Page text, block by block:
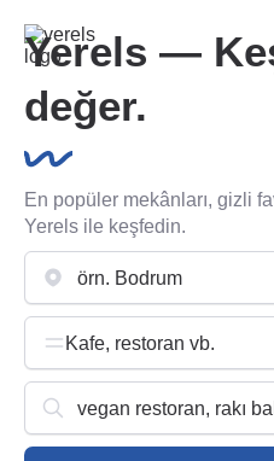
Yerels —
değer.
En popüler mekânları, gizli
Yerels ile keşfedin.
Kafe, restoran vb.